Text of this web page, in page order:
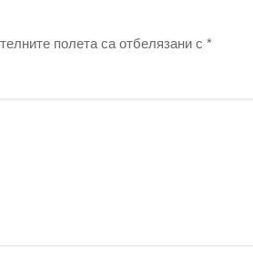
полета са отбелязани с *